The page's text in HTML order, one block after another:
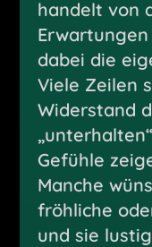
handelt von
dabei die
Viele Zeilen
Widerstand
Gefühle
Manche
fröhliche
und sie